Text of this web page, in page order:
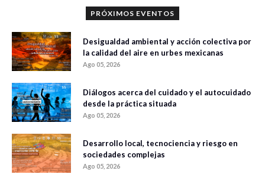
PRÓXIMOS EVENTOS
Desigualdad ambiental y acción colectiva por
la calidad del aire en urbes mexicanas
Ago 05, 2026
Diálogos acerca del cuidado y el autocuidado
desde la práctica situada
Ago 05, 2026
Desarrollo local, tecnociencia y riesgo en
sociedades complejas
Ago 05, 2026